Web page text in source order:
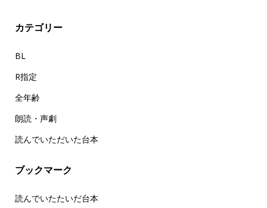
カテゴリー
BL
R指定
全年齢
朗読・声劇
読んでいただいた台本
ブックマーク
読んでいたたいだ台本